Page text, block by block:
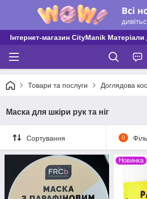
Інтернет-магазин CityManik
Товари та послуги Доглядова
Маска для шкіри рук та ніг
Сортування 0
Новинка